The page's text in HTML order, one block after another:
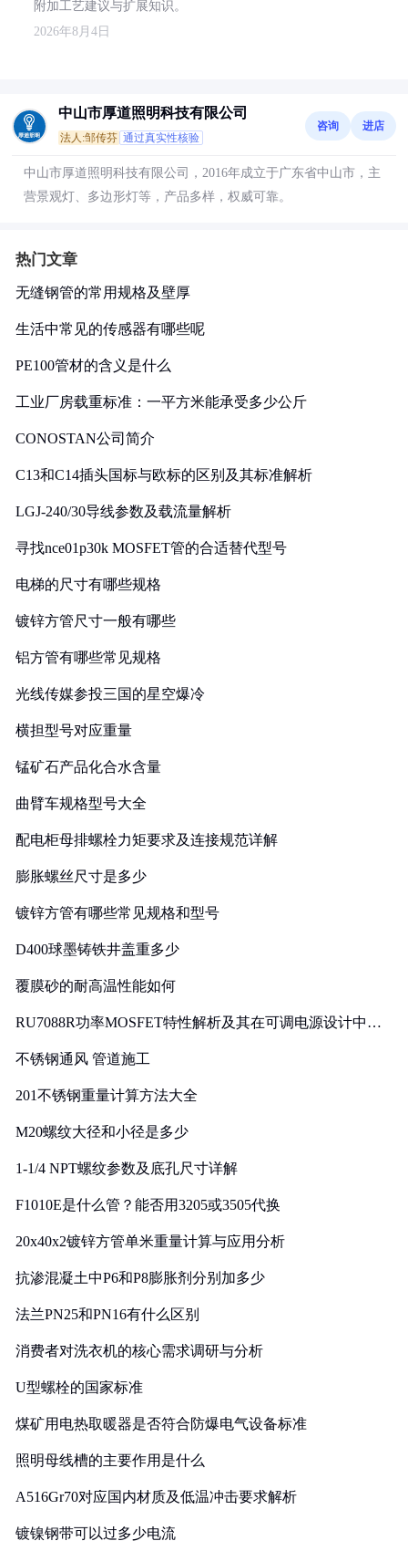
附加工艺建议与扩展知识。
2026年8月4日
中山市厚道照明科技有限公司
法人:邹传芬 通过真实性核验
咨询 进店
中山市厚道照明科技有限公司，2016年成立于广东省中山市，主
营景观灯、多边形灯等，产品多样，权威可靠。
热门文章
无缝钢管的常用规格及壁厚
生活中常见的传感器有哪些呢
PE100管材的含义是什么
工业厂房载重标准：一平方米能承受多少公斤
CONOSTAN公司简介
C13和C14插头国标与欧标的区别及其标准解析
LGJ-240/30导线参数及载流量解析
寻找nce01p30k MOSFET管的合适替代型号
电梯的尺寸有哪些规格
镀锌方管尺寸一般有哪些
铝方管有哪些常见规格
光线传媒参投三国的星空爆冷
横担型号对应重量
锰矿石产品化合水含量
曲臂车规格型号大全
配电柜母排螺栓力矩要求及连接规范详解
膨胀螺丝尺寸是多少
镀锌方管有哪些常见规格和型号
D400球墨铸铁井盖重多少
覆膜砂的耐高温性能如何
RU7088R功率MOSFET特性解析及其在可调电源设计中的
不锈钢通风 管道施工
201不锈钢重量计算方法大全
M20螺纹大径和小径是多少
1-1/4 NPT螺纹参数及底孔尺寸详解
F1010E是什么管？能否用3205或3505代换
20x40x2镀锌方管单米重量计算与应用分析
抗渗混凝土中P6和P8膨胀剂分别加多少
法兰PN25和PN16有什么区别
消费者对洗衣机的核心需求调研与分析
U型螺栓的国家标准
煤矿用电热取暖器是否符合防爆电气设备标准
照明母线槽的主要作用是什么
A516Gr70对应国内材质及低温冲击要求解析
镀镍钢带可以过多少电流